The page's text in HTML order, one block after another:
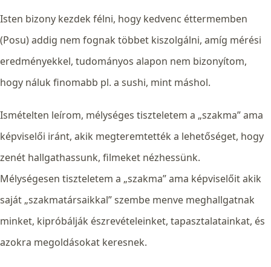
Isten bizony kezdek félni, hogy kedvenc éttermemben
(Posu) addig nem fognak többet kiszolgálni, amíg mérési
eredményekkel, tudományos alapon nem bizonyítom,
hogy náluk finomabb pl. a sushi, mint máshol.
Ismételten leírom, mélységes tiszteletem a „szakma” ama
képviselői iránt, akik megteremtették a lehetőséget, hogy
zenét hallgathassunk, filmeket nézhessünk.
Mélységesen tiszteletem a „szakma” ama képviselőit akik
saját „szakmatársaikkal” szembe menve meghallgatnak
minket, kipróbálják észrevételeinket, tapasztalatainkat, és
azokra megoldásokat keresnek.